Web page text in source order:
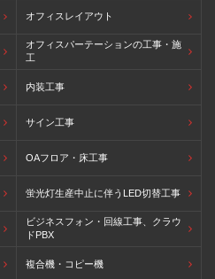
オフィスレイアウト
オフィスパーテーションの工事・施
工
内装工事
サイン工事
OAフロア・床工事
蛍光灯生産中止に伴うLED切替工事
ビジネスフォン・回線工事、クラウ
ドPBX
複合機・コピー機